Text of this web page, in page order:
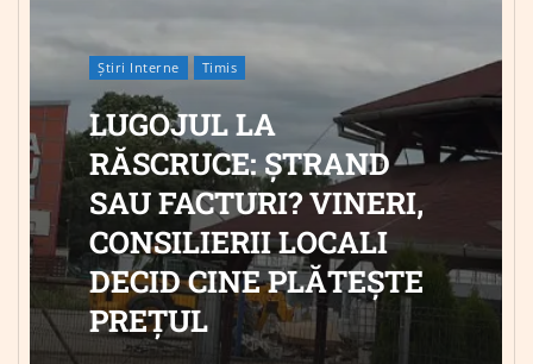
Știri Interne Timis
LUGOJUL LA
RĂSCRUCE: ȘTRAND
SAU FACTURI? VINERI,
CONSILIERII LOCALI
DECID CINE PLĂTEȘTE
PREȚUL